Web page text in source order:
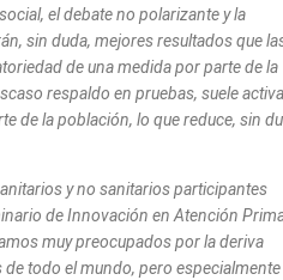
el debate no polarizante y la
sin duda, mejores resultados que
de una medida por parte de la
respaldo en pruebas, suele
de la población, lo que reduce, sin
y no sanitarios participantes
de Innovación en Atención
muy preocupados por la deriva
todo el mundo, pero especialmente